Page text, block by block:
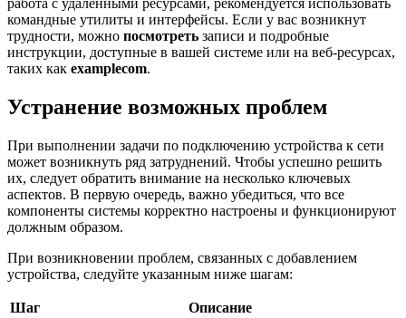
работа с удаленными ресурсами, рекомендуется использовать
командные утилиты и интерфейсы. Если у вас возникнут
трудности, можно посмотреть записи и подробные
инструкции, доступные в вашей системе или на веб-ресурсах,
таких как examplecom.
Устранение возможных проблем
При выполнении задачи по подключению устройства к сети
может возникнуть ряд затруднений. Чтобы успешно решить
их, следует обратить внимание на несколько ключевых
аспектов. В первую очередь, важно убедиться, что все
компоненты системы корректно настроены и функционируют
должным образом.
При возникновении проблем, связанных с добавлением
устройства, следуйте указанным ниже шагам:
Шаг Описание